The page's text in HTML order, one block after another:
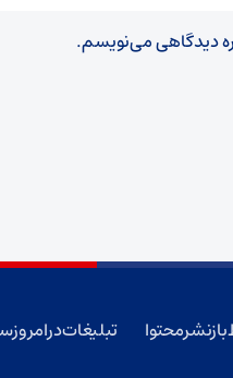
دیدگاهی می‌نویسم.
محتوا
تبلیغات در امروز